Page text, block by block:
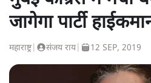
जागेगा पार्टी
महाराष्ट्र| संजय राय| 12 SEP, 2019